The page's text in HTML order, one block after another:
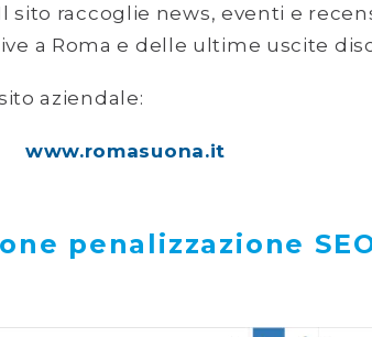
sito raccoglie news, eventi e
a Roma e delle ultime uscite
aziendale:
www.romasuona.it
penalizzazione